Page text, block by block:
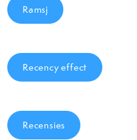
Ramsj
Recency effect
Recensies